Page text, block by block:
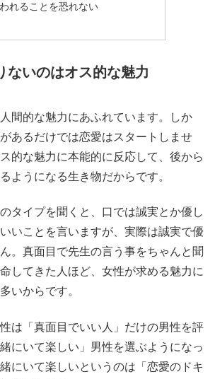
れることを恐れない
ないのはオス的な魅力
間的な魅力にあふれています。しか
あるだけでは恋愛はスタートしませ
的な魅力に本能的に反応して、後から
ようになる生き物だからです。
タイプを聞くと、口では誠実とか優し
いことを言いますが、実際は誠実で優
。真面目で先生の言う事をちゃんと聞
してきた人ほど、女性が求める魅力に
いからです。
は「真面目でいい人」だけの男性を評
にいて楽しい」男性を選ぶようになっ
にいて楽しいというのは「恋愛のドキ